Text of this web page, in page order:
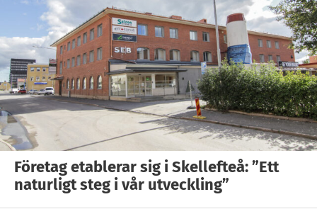
Företag etablerar sig i Skellefteå: ”Ett
naturligt steg i vår utveckling”